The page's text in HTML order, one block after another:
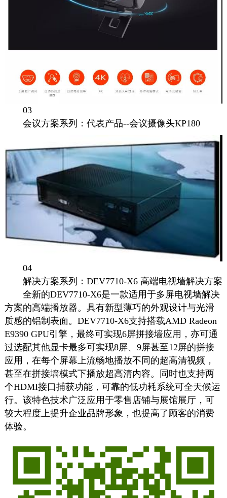
03
会议方案系列：代表产品--会议摄像头KP180
04
解决方案系列：DEV7710-X6 高端电视墙解决方案
全新的DEV7710-X6是一款适用于多屏电视墙解决
方案的高端播放器。具有新型薄巧的外观设计与光滑
质感的铝制表面。DEV7710-X6支持搭载AMD Radeon
E9390 GPU引擎，最终可实现6屏拼接墙应用，亦可通
过选配其他显卡最多可实现8屏、9屏甚至12屏的拼接
应用，在每个屏幕上流畅地播放不同的超高清视频，
甚至在拼接墙模式下播放超高清内容。同时也支持两
个HDMI接口捕获功能，可靠的低功耗系统可全天候运
行。该特色技术广泛应用于零售店铺与展馆展厅，可
较大程度上提升企业品牌形象，也提高了顾客的消费
体验。